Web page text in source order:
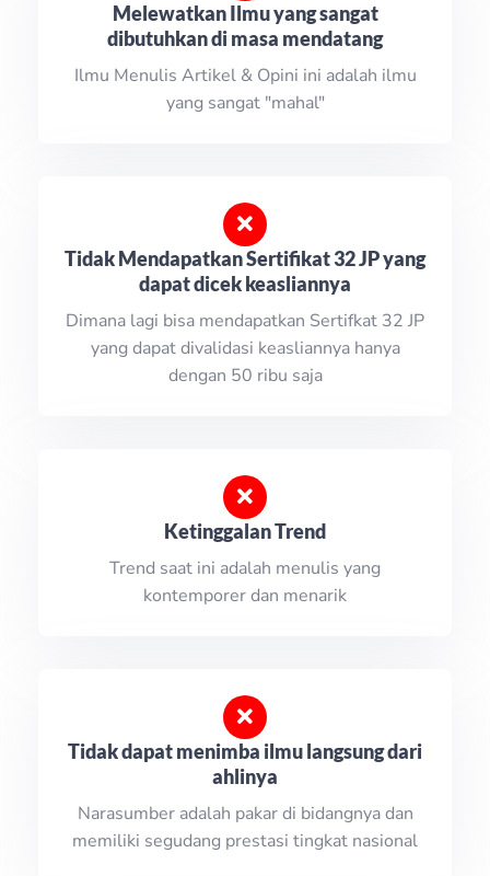
Melewatkan Ilmu yang sangat
dibutuhkan di masa mendatang
Ilmu Menulis Artikel & Opini ini adalah ilmu
yang sangat "mahal"
Tidak Mendapatkan Sertifikat 32 JP yang
dapat dicek keasliannya
Dimana lagi bisa mendapatkan Sertifkat 32 JP
yang dapat divalidasi keasliannya hanya
dengan 50 ribu saja
Ketinggalan Trend
Trend saat ini adalah menulis yang
kontemporer dan menarik
Tidak dapat menimba ilmu langsung dari
ahlinya
Narasumber adalah pakar di bidangnya dan
memiliki segudang prestasi tingkat nasional